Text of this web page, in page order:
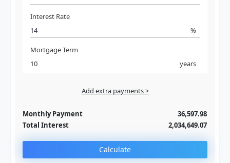
Interest Rate
%
Mortgage Term
years
Add extra payments >
Monthly Payment
36,597.98
Total Interest
2,034,649.07
Calculate